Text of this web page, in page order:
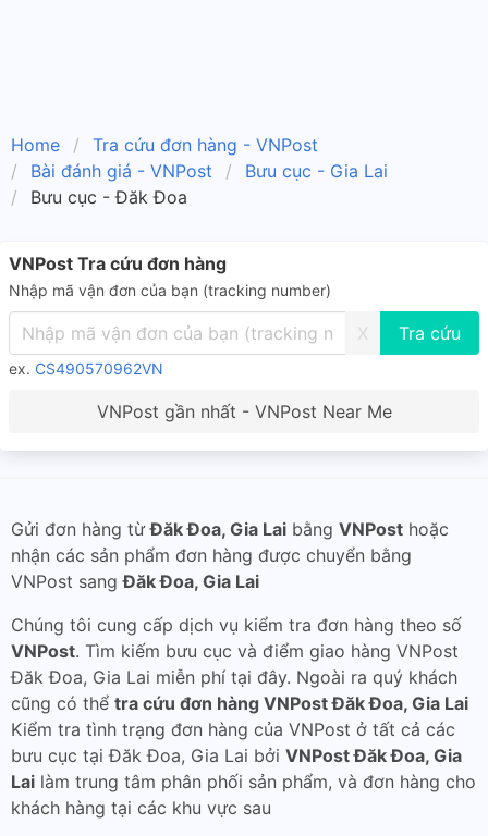
Home
Tra cứu đơn hàng - VNPost
Bài đánh giá - VNPost
Bưu cục - Gia Lai
Bưu cục - Đăk Đoa
VNPost Tra cứu đơn hàng
Nhập mã vận đơn của bạn (tracking number)
X
ex. CS490570962VN
VNPost gần nhất - VNPost Near Me
Gửi đơn hàng từĐăk Đoa, Gia Lai bằng VNPost hoặc
nhận các sản phẩm đơn hàng được chuyển bằng
VNPost sangĐăk Đoa, Gia Lai
Chúng tôi cung cấp dịch vụ kiểm tra đơn hàng theo số
VNPost. Tìm kiếm bưu cục và điểm giao hàng VNPost
Đăk Đoa, Gia Lai miễn phí tại đây. Ngoài ra quý khách
cũng có thể tra cứu đơn hàng VNPost Đăk Đoa, Gia Lai
Kiểm tra tình trạng đơn hàng của VNPost ở tất cả các
bưu cục tại Đăk Đoa, Gia Lai bởi VNPost Đăk Đoa, Gia
Lai làm trung tâm phân phối sản phẩm, và đơn hàng cho
khách hàng tại các khu vực sau